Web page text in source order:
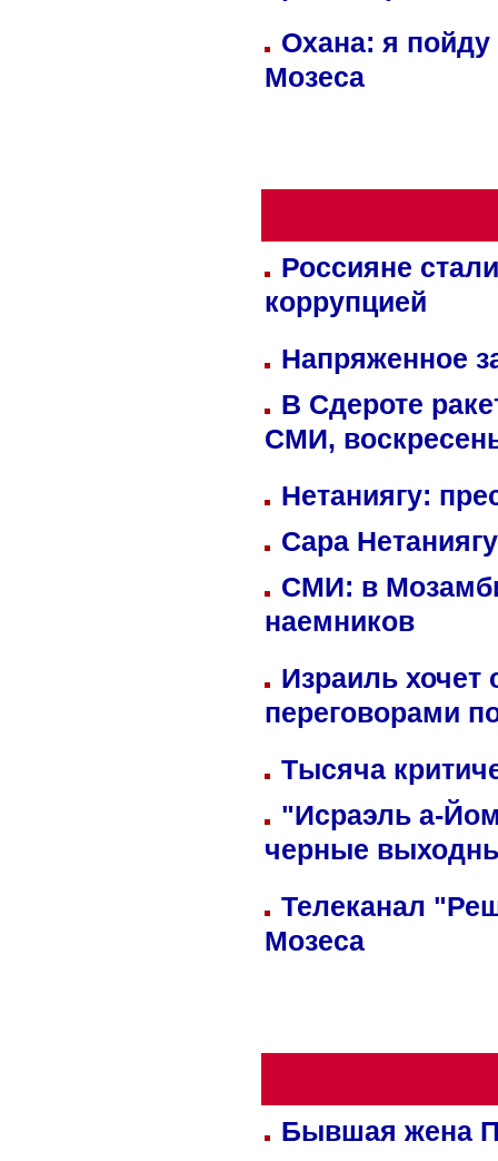
Охана: я пойду
Мозеса
Россияне
коррупцией
Напряженное
В Сдероте
СМИ,
Нетаниягу:
Сара
СМИ: в
наемников
Израиль хочет
переговорами
Тысяча
"Исраэль а-
черные
Телеканал
Мозеса
Бывшая жена